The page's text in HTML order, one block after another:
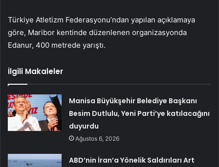
Türkiye Atletizm Federasyonu’ndan yapılan açıklamaya
göre, Maribor kentinde düzenlenen organizasyonda
Edanur, 400 metrede yarıştı.
İlgili Makaleler
Manisa Büyükşehir Belediye Başkanı
Besim Dutlulu, Yeni Parti’ye katılacağını
duyurdu
Ağustos 6, 2026
ABD’nin İran’a Yönelik Saldırıları Art